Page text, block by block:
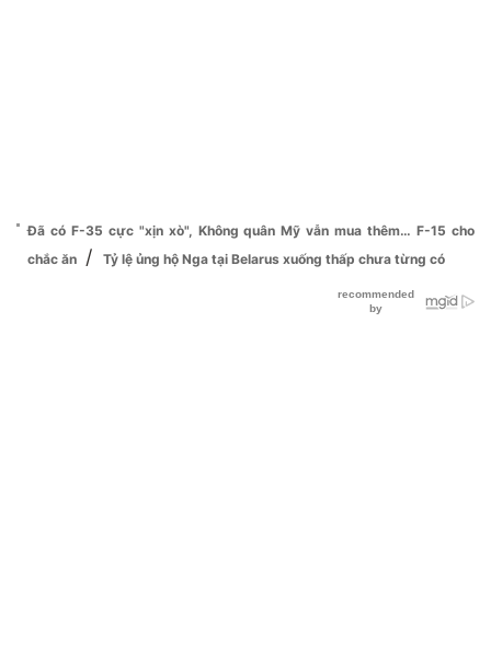
Đã có F-35 cực "xịn xò", Không quân Mỹ vẫn mua thêm… F-15 cho
chắc ăn / Tỷ lệ ủng hộ Nga tại Belarus xuống thấp chưa từng có